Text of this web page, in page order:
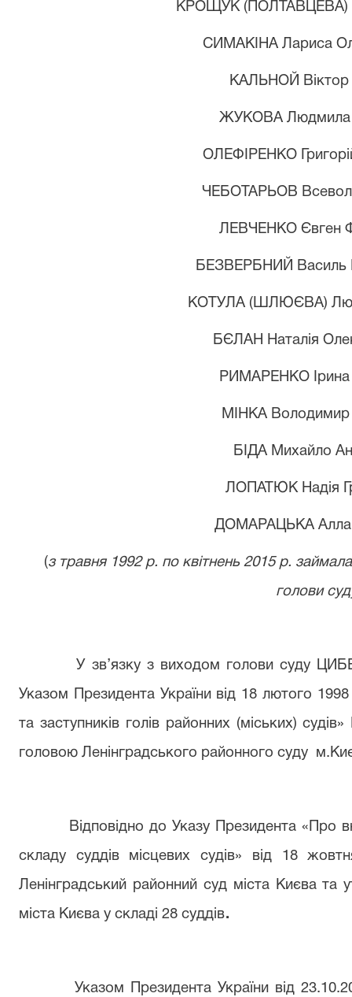
КРОЩУК (ПОЛТАВЦЕВА)
СИМАКІНА Лариса
КАЛЬНОЙ Віктор
ЖУКОВА Людмила
ОЛЕФІРЕНКО
ЧЕБОТАРЬОВ
ЛЕВЧЕНКО Євген
БЕЗВЕРБНИЙ Василь
КОТУЛА (ШЛЮЄВА)
БЄЛАН Наталія
РИМАРЕНКО Ірина
МІНКА Володимир
БІДА Михайло
ЛОПАТЮК Надія
ДОМАРАЦЬКА Алла
(з травня 1992 р. по квітнень 2015 р.
голови
У зв’язку з виходом голови суду
Указом ПрезидентаУкраїни від 18 лютого
та заступників голів районних (міських)
головою Ленінградського районного суду
Відповідно до Указу Президента «Про
складу суддів місцевих судів» від 18
Ленінградський районний суд міста Києва
міста Києва у складі 28 суддів.
Указом Президента України від